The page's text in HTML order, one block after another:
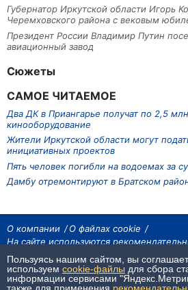
Губернатор Иркутской области Игорь
Черемховского района с вековым
Президент России Владимир Путин
авиационный завод
Сюжеты
САМОЕ ЧИТАЕМОЕ
Два ДК в Приангарье получат по 2,5
кинооборудование
Жители Иркутской области могут
инициативных проектов
Пять человек погибли на водоемах за
Дамбу отремонтируют в Братском
О компании
О файлах cookie
На сайте используются
На сайте размещаются материалы ИА «Наш
законом.
При использовании материалов агентства на
гиперссылка.
Пользуясь нашим сайтом, вы
используем cookie-файлы для сбора
информации сервисами